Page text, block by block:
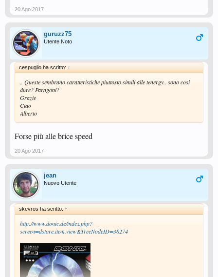
20 Ago 2017
guruzz75
Utente Noto
cespuglio ha scritto: ↑
.. Queste sembrano caratteristiche piuttosto simili alle tenergy.. sono così
dure? Paragoni?
Grazie
Ciao
Alberto
Forse più alle brice speed
20 Ago 2017
jean
Nuovo Utente
skevros ha scritto: ↑
http://www.donic.de/index.php?
screen=dstore.item.view&TreeNodeID=38274